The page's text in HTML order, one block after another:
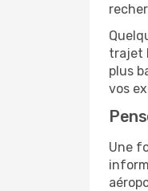
trajet
plus
vos
Une